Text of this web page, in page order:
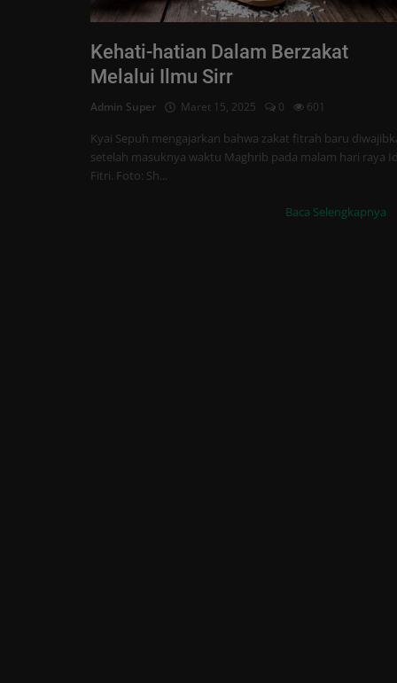
Kehati-hatian Dalam Berzakat
Melalui Ilmu Sirr
Admin Super Maret 15, 2025 0 601
Kyai Sepuh mengajarkan bahwa zakat fitrah baru
setelah masuknya waktu Maghrib pada malam hari raya
Fitri. Foto: Sh...
Baca Selengkapnya